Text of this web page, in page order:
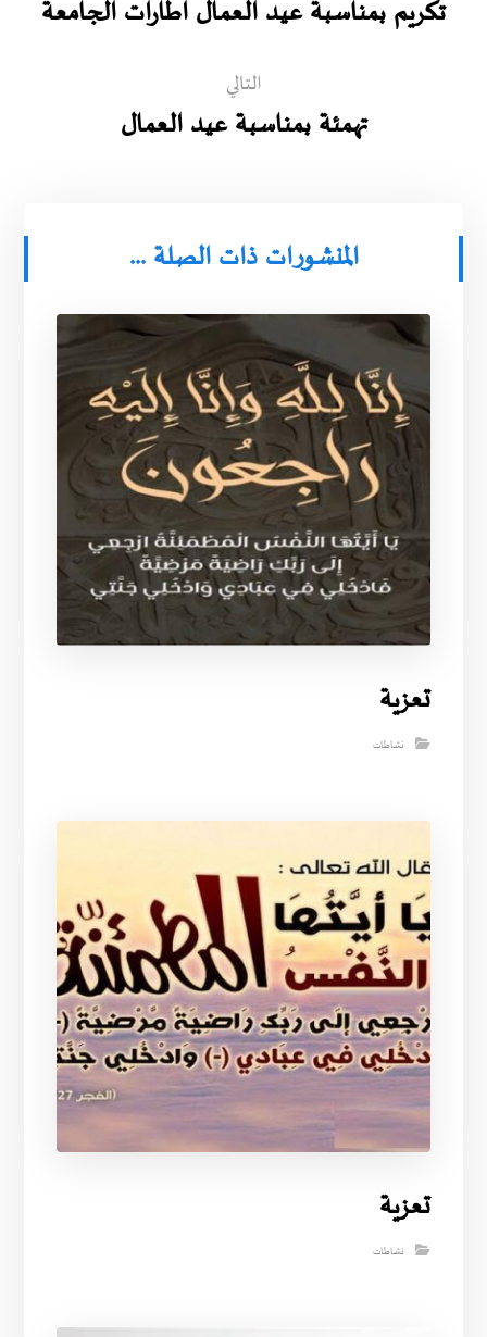
تكريم بمناسبة عيد العمال اطارات الجامعة
التالي
تهمئة بمناسبة عيد العمال
المنشورات ذات الصلة ...
تعزية
نشاطات
تعزية
نشاطات